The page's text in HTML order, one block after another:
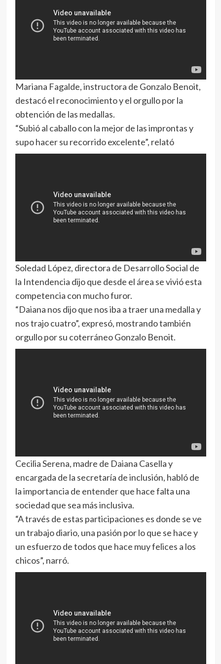
Mariana Fagalde, instructora de Gonzalo Benoit,
destacó el reconocimiento y el orgullo por la
obtención de las medallas.
“Subió al caballo con la mejor de las improntas y
supo hacer su recorrido excelente”, relató
Soledad López, directora de Desarrollo Social de
la Intendencia dijo que desde el área se vivió esta
competencia con mucho furor.
“Daiana nos dijo que nos iba a traer una medalla y
nos trajo cuatro”, expresó, mostrando también
orgullo por su coterráneo Gonzalo Benoit.
Cecilia Serena, madre de Daiana Casella y
encargada de la secretaría de inclusión, habló de
la importancia de entender que hace falta una
sociedad que sea más inclusiva.
“A través de estas participaciones es donde se ve
un trabajo diario, una pasión por lo que se hace y
un esfuerzo de todos que hace muy felices a los
chicos”, narró.